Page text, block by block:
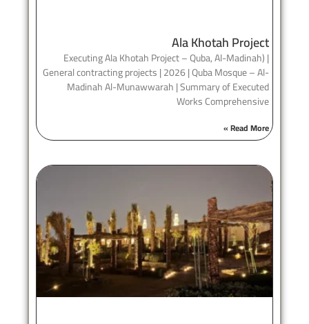
Ala Khotah Project
Executing Ala Khotah Project – Quba, Al-Madinah) |
General contracting projects | 2026 | Quba Mosque – Al-
Madinah Al-Munawwarah | Summary of Executed
Works Comprehensive
Read More »